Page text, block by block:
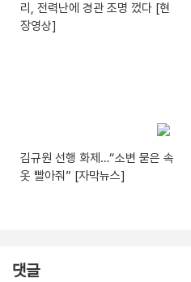
리, 전력난에 경관 조명 껐다 [현
장영상]
김규원 선행 화제…“소변 묻은 속
옷 빨아줘” [자막뉴스]
댓글